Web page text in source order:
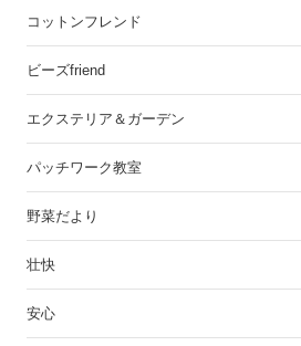
コットンフレンド
ビーズfriend
エクステリア＆ガーデン
パッチワーク教室
野菜だより
壮快
安心